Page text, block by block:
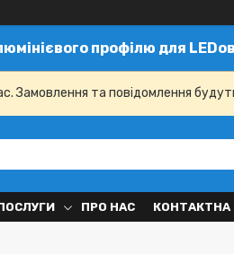
профілю для
Замовлення та повідомлення
ПРО НАС КОНТАКТНА